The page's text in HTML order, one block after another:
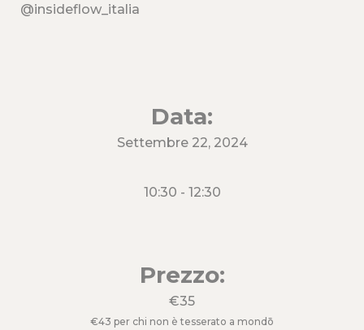
@insideflow_italia
Data:
Settembre 22, 2024
10:30 - 12:30
Prezzo:
€35
€43 per chi non è tesserato a mondō